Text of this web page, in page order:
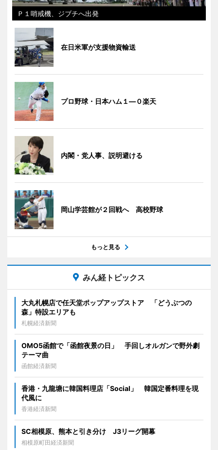
Ｐ１哨戒機、ジブチへ出発
在日米軍が支援物資輸送
プロ野球・日本ハム１―０楽天
内閣・党人事、説明避ける
岡山学芸館が２回戦へ 高校野球
もっと見る
みん経トピックス
大丸札幌店で任天堂ポップアップストア 「どうぶつの
森」特設エリアも
札幌経済新聞
OMO5函館で「函館夜景の日」 手回しオルガンで野外劇
テーマ曲
函館経済新聞
香港・九龍塘に韓国料理店「Social」 韓国定番料理を現
代風に
香港経済新聞
SC相模原、熊本と引き分け J3リーグ開幕
相模原町田経済新聞